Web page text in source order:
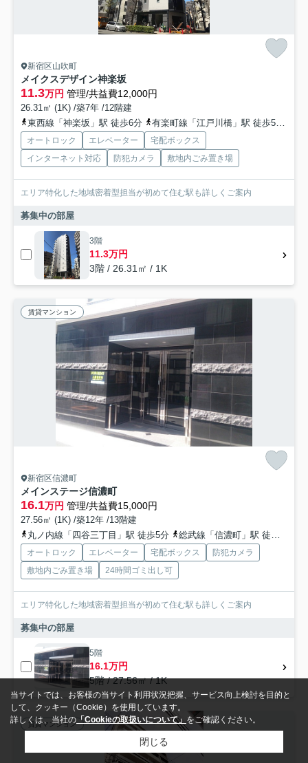
新宿区山吹町
メイクスデザイン神楽坂
11.3万円 管理/共益費12,000円
26.31㎡ (1K) /築7年 /12階建
東西線「神楽坂」駅 徒歩6分
有楽町線「江戸川橋」駅 徒歩5分
オートロック エレベーター
宅配ボックス
インターネット対応
防犯カメラ 敷地内ごみ置き場
エリア特化した地域密着型担当が初めて住む駅も詳しくご案内
募集中の部屋
3階
11.3万円
3階 / 26.31㎡ / 1K
賃貸マンション
新宿区信濃町
メインステージ信濃町
16.1万円 管理/共益費15,000円
27.56㎡ (1K) /築12年 /13階建
丸ノ内線「四谷三丁目」駅 徒歩5分
総武線「信濃町」駅 徒歩5分
オートロック エレベーター 宅配ボックス
防犯カメラ
敷地内ごみ置き場
24時間ゴミ出し可
エリア特化した地域密着型担当が初めて住む駅も詳しくご案内
募集中の部屋
5階
16.1万円
5階 / 27.56㎡ / 1K
賃貸マンション
当サイトでは、お客様の当サイト利用状況把握、サービス向上検討を目的と
して、クッキー（Cookie）を使用しています。
詳しくは、当社の「Cookieの取扱いについて」 をご確認ください。
閉じる